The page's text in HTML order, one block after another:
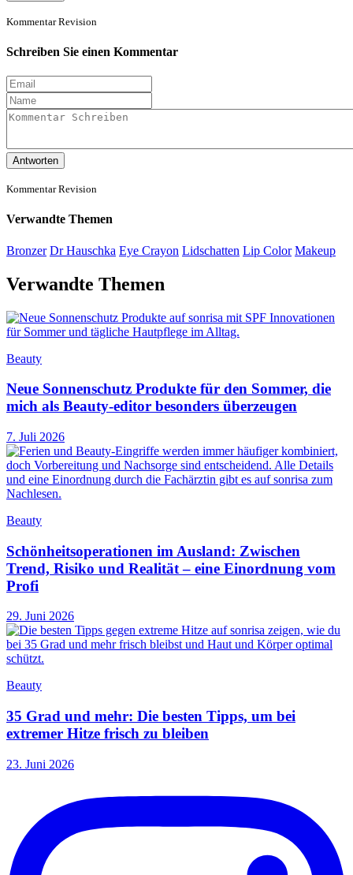
Kommentar Revision
Schreiben Sie einen Kommentar
Antworten
Kommentar Revision
Verwandte Themen
Bronzer Dr Hauschka Eye Crayon Lidschatten Lip Color Makeup
Verwandte Themen
Beauty
Neue Sonnenschutz Produkte für den Sommer, die
mich als Beauty-editor besonders überzeugen
7. Juli 2026
Beauty
Schönheitsoperationen im Ausland: Zwischen
Trend, Risiko und Realität – eine Einordnung vom
Profi
29. Juni 2026
Beauty
35 Grad und mehr: Die besten Tipps, um bei
extremer Hitze frisch zu bleiben
23. Juni 2026